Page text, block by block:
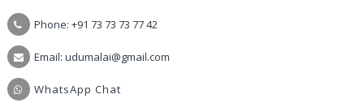
Phone: +91 73 73 73 77 42
Email: udumalai@gmail.com
WhatsApp Chat